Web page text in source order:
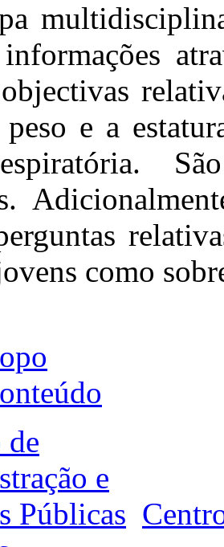
e a
como